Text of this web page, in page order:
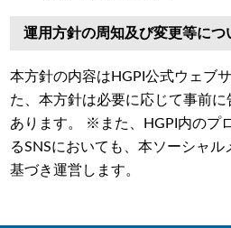
運用方針の周知及び変更等につ
本方針の内容はHGPI公式ウェブ
た、本方針は必要に応じて事前
あります。 ※また、HGPI内のプ
るSNSにおいても、本ソーシャ
基づき運営します。